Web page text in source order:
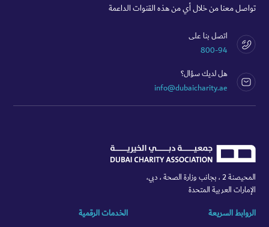
تواصل معنا من خلال أي من هذه القنوات الداعمة
اتصل بنا على
800-94
هل لديك سؤال؟
info@dubaicharity.ae
المحيصنة 2 ، بجانب وزارة الصحة ، دبي،
الإمارات العربية المتحدة
الروابط السريعة الخدمات الرقمية